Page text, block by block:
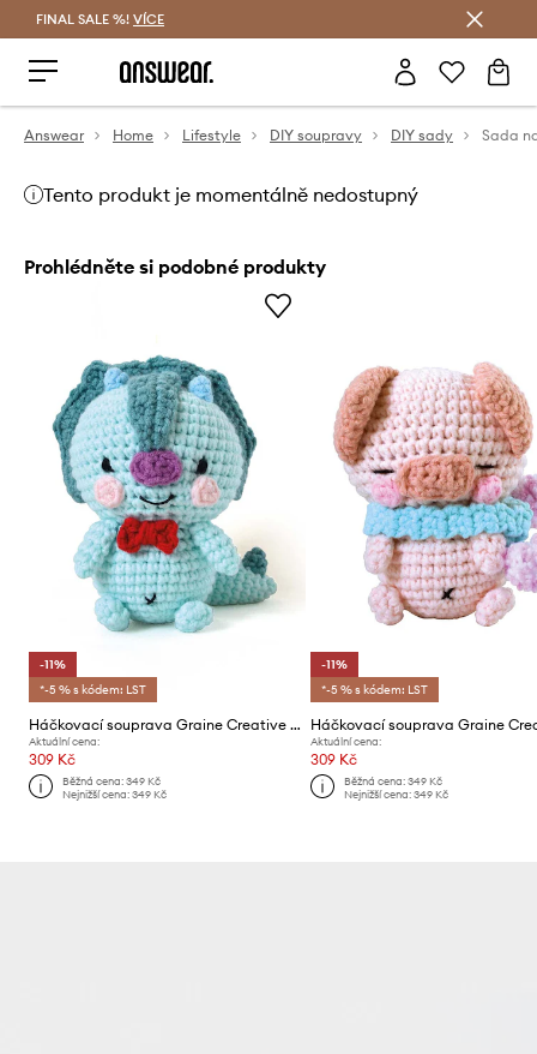
FINAL SALE %! VÍCE
Answear Home Lifestyle DIY soupravy DIY sady
Tento produkt je momentálně nedostupný
Prohlédněte si podobné produkty
-11%
*-5 % s kódem: LST
Háčkovací souprava Graine Creative KIt Minigurami Dinosaure Taro
Aktuální cena:
309 Kč
Běžná cena:349 Kč
Nejnižší cena:349 Kč
-11%
*-5 % s kódem: LST
Aktuální cena:
309 Kč
Běžná cena: 349 Kč
Nejnižší cena: 349 Kč